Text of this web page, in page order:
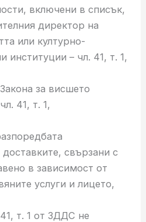
включени в списък,
директор на
или културно-
институции – чл. 41, т. 1,
за висшето
41, т. 1,
свързани с
в зависимост от
услуги и лицето,
т. 1 от ЗДДС не